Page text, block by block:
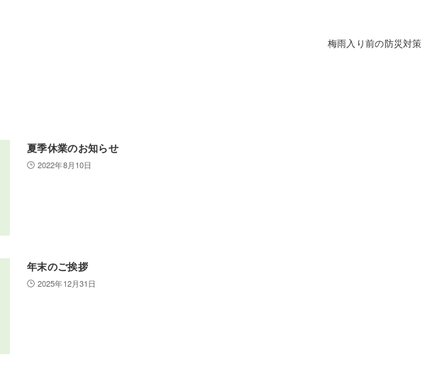
梅雨入り前の防災対策
夏季休業のお知らせ
2022年8月10日
年末のご挨拶
2025年12月31日